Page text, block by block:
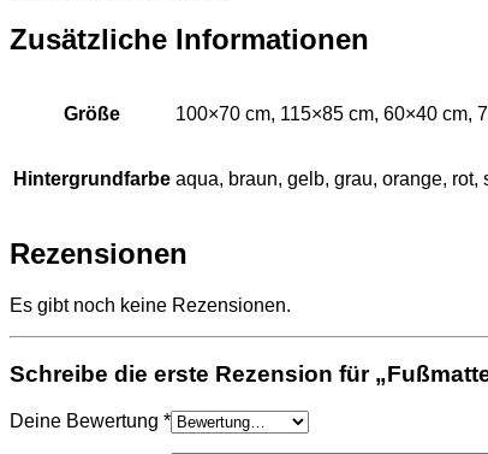
Zusätzliche Informationen
Größe 100×70 cm, 115×85 cm, 60×40 cm,
Hintergrundfarbe aqua, braun, gelb, grau, orange, rot,
Rezensionen
Es gibt noch keine Rezensionen.
Schreibe die erste Rezension für
Deine Bewertung *